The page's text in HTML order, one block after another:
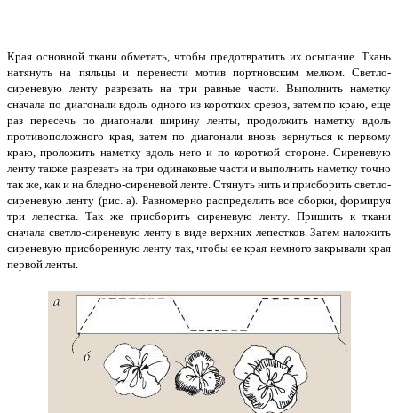
Края основной ткани обметать, чтобы предотвратить их осыпание. Ткань
натянуть на пяльцы и перенести мотив портновским мелком. Светло-
сиреневую ленту разрезать на три равные части. Выполнить наметку
сначала по диагонали вдоль одного из коротких срезов, затем по краю, еще
раз пересечь по диагонали ширину ленты, продолжить наметку вдоль
противоположного края, затем по диагонали вновь вернуться к первому
краю, проложить наметку вдоль него и по короткой стороне. Сиреневую
ленту также разрезать на три одинаковые части и выполнить наметку точно
так же, как и на бледно-сиреневой ленте. Стянуть нить и присборить светло-
сиреневую ленту (рис. а). Равномерно распределить все сборки, формируя
три лепестка. Так же присборить сиреневую ленту. Пришить к ткани
сначала светло-сиреневую ленту в виде верхних лепестков. Затем наложить
сиреневую присборенную ленту так, чтобы ее края немного закрывали края
первой ленты.